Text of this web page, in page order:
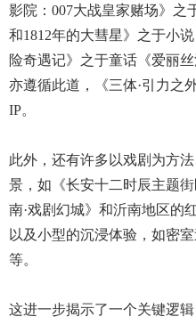
影院：007大战皇家赌场》之
和1812年的大彗星》之于小
险奇遇记》之于童话《爱丽
亦遵循此道，《三体·引力之
IP。
此外，还有许多以戏剧为方
景，如《长安十二时辰主题
南·戏剧幻城》和沂南地区的
以及小型的沉浸体验，如密
等。
这进一步揭示了一个关键逻